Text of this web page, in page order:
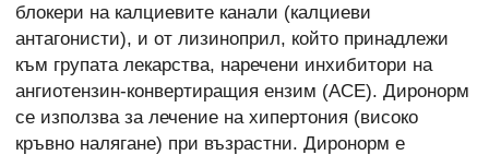
блокери на калциевите канали (калциеви
антагонисти), и от лизиноприл, който принадлежи
към групата лекарства, наречени инхибитори на
ангиотензин-конвертиращия ензим (АСЕ). Диронорм
се използва за лечение на хипертония (високо
кръвно налягане) при възрастни. Диронорм е